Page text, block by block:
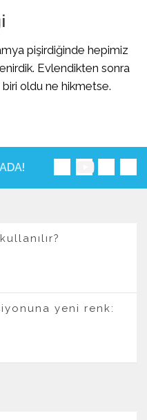
pişirdiğinde hepimiz
Evlendikten sonra
oldu ne hikmetse.
yeni renk: